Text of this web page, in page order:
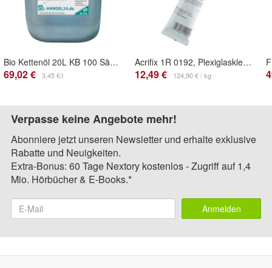
Bio Kettenöl 20L KB 100 Sägekettenhaftöl Sägekettenöl Haftöl Motorsägenöl
69,02 € 3,45 €/l
Acrifix 1R 0192, Plexiglaskleber, transparent, 100g-Tube
12,49 € 124,90 € / kg
Verpasse keine Angebote mehr!
Abonniere jetzt unseren Newsletter und erhalte exklusive
Rabatte und Neuigkeiten.
Extra-Bonus: 60 Tage Nextory kostenlos - Zugriff auf 1,4
Mio. Hörbücher & E-Books.*
Anmelden